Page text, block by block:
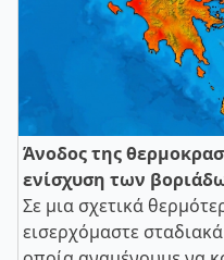
Άνοδος της
ενίσχυση των
Σε μια σχετικά
εισερχόμαστε